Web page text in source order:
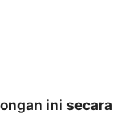
ini secara